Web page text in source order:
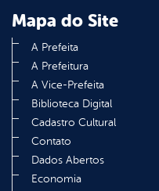
Mapa do Site
A Prefeita
A Prefeitura
A Vice-Prefeita
Biblioteca Digital
Cadastro Cultural
Contato
Dados Abertos
Economia